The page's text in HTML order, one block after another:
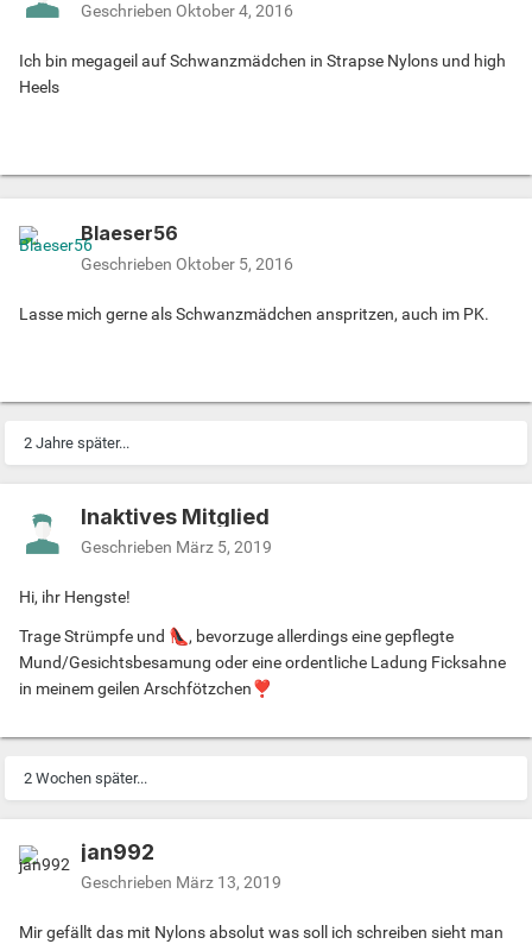
Geschrieben Oktober 4, 2016
Ich bin megageil auf Schwanzmädchen in Strapse Nylons und high
Heels
Blaeser56
Geschrieben Oktober 5, 2016
Lasse mich gerne als Schwanzmädchen anspritzen, auch im PK.
2 Jahre später...
Inaktives Mitglied
Geschrieben März 5, 2019
Hi, ihr Hengste!
Trage Strümpfe und 👠, bevorzuge allerdings eine gepflegte
Mund/Gesichtsbesamung oder eine ordentliche Ladung Ficksahne
in meinem geilen Arschfötzchen❣️
2 Wochen später...
jan992
Geschrieben März 13, 2019
Mir gefällt das mit Nylons absolut was soll ich schreiben sieht man